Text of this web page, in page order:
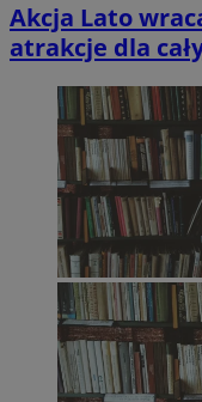
Akcja Lato
atrakcje dla